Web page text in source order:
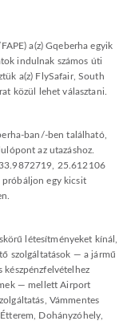
a(z) Gqeberha egyik
indulnak számos úti
a(z) FlySafair, South
közül lehet választani.
ban/-ben található,
az utazáshoz.
33.9872719, 25.612106
egy kicsit
létesítményeket kínál,
szolgáltatások — a jármű
készpénzfelvételhez
— mellett Airport
Vámmentes
Dohányzóhely,